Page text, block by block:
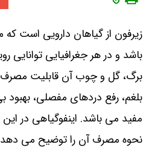
زیرفون از گیاهان دارویی است
باشد و در هر جغرافیایی توانایی
برگ، گل و چوب آن قابلیت مصرف
بلغم، رفع دردهای مفصلی،
مفید می باشد. اینفوگیاهی در
نحوه مصرف آن را توضیح می